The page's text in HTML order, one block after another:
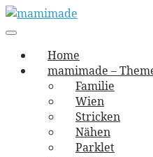
Skip
to
mamimade
vernäht und zugetextet
navigation
Menu
Home
mamimade –
Familie
Wien
Stricken
Nähen
Parklet